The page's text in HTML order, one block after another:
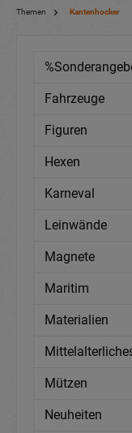
Themen Kantenhocker
Fahrzeuge
Figuren
Hexen
Karneval
Leinwände
Magnete
Maritim
Materialien
Mützen
Neuheiten